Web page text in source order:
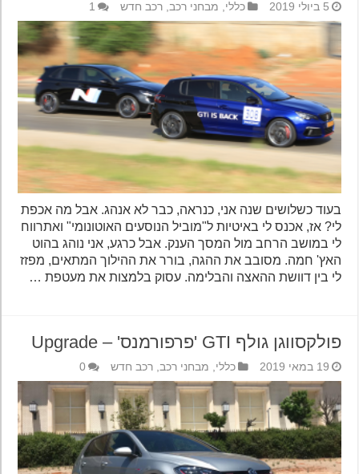
5 ביולי 2019 כללי,מבחני רכב,רכב חדש 1
בעוד כשלושים שנה אני, כנראה, כבר לא אנהג. אבל מה אכפת
לי? אז, אכנס לי באיטיות ל"מוביל הנוסעים האוטונומי" ואתרווח
לי במושב הרחב מול המסך הענק. אבל כרגע, אני נוהג בהוט
האץ' חמה. מסובב את ההגה, בורר את ההילוך המתאים, מפזז
לי בין דוושת ההאצה והבלימה. עסוק בלמצות את מעטפת …
פולקסווגן גולף GTI 'פרפורמנס' – Upgrade
19 במאי 2019 כללי,מבחני רכב,רכב חדש 0